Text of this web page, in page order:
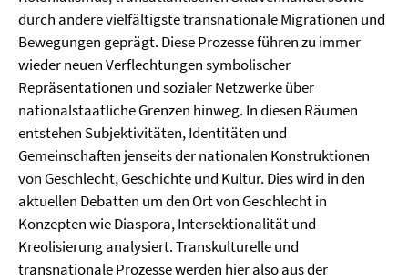
durch andere vielfältigste transnationale Migrationen und
Bewegungen geprägt. Diese Prozesse führen zu immer
wieder neuen Verflechtungen symbolischer
Repräsentationen und sozialer Netzwerke über
nationalstaatliche Grenzen hinweg. In diesen Räumen
entstehen Subjektivitäten, Identitäten und
Gemeinschaften jenseits der nationalen Konstruktionen
von Geschlecht, Geschichte und Kultur. Dies wird in den
aktuellen Debatten um den Ort von Geschlecht in
Konzepten wie Diaspora, Intersektionalität und
Kreolisierung analysiert. Transkulturelle und
transnationale Prozesse werden hier also aus der